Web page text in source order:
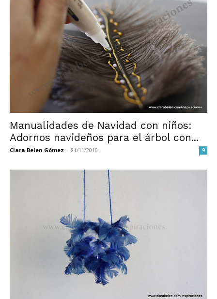
Manualidades de Navidad con niños:
Adornos navideños para el árbol con...
Clara Belen Gómez - 21/11/2010 9